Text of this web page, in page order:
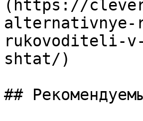
(https://
alternativnye-
rukovoditeli-
shtat/)
##